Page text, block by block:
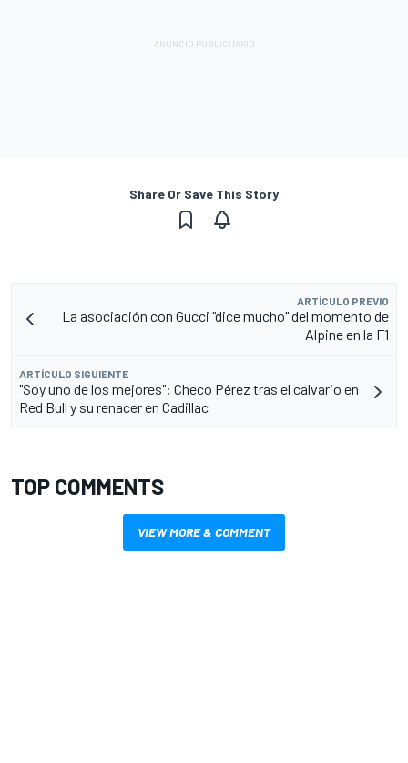
Share Or Save This Story
ARTÍCULO PREVIO
La asociación con Gucci "dice mucho" del momento de
Alpine en la F1
ARTÍCULO SIGUIENTE
"Soy uno de los mejores": Checo Pérez tras el calvario en
Red Bull y su renacer en Cadillac
TOP COMMENTS
VIEW MORE & COMMENT